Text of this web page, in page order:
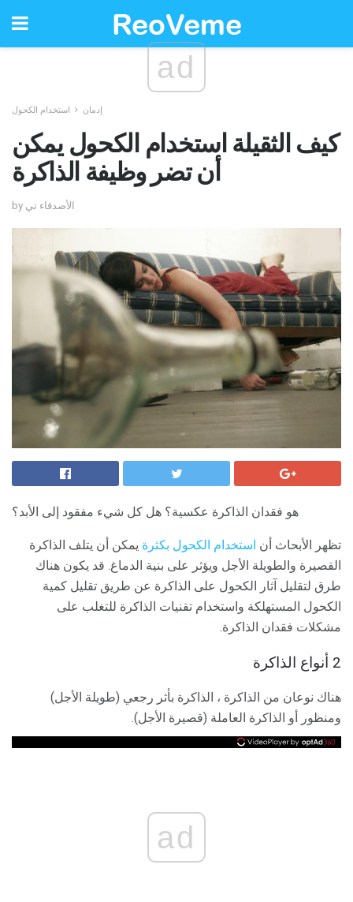
ad
إدمان استخدام الكحول
كيف الثقيلة استخدام الكحول يمكن
أن تضر وظيفة الذاكرة
by الأصدقاء تي
هو فقدان الذاكرة عكسية؟ هل كل شيء مفقود إلى الأبد؟
تظهر الأبحاث أن استخدام الكحول بكثرة يمكن أن يتلف الذاكرة
القصيرة والطويلة الأجل ويؤثر على بنية الدماغ. قد يكون هناك
طرق لتقليل آثار الكحول على الذاكرة عن طريق تقليل كمية
الكحول المستهلكة واستخدام تقنيات الذاكرة للتغلب على
مشكلات فقدان الذاكرة.
2 أنواع الذاكرة
هناك نوعان من الذاكرة ، الذاكرة بأثر رجعي (طويلة الأجل)
ومنظور أو الذاكرة العاملة (قصيرة الأجل).
ad